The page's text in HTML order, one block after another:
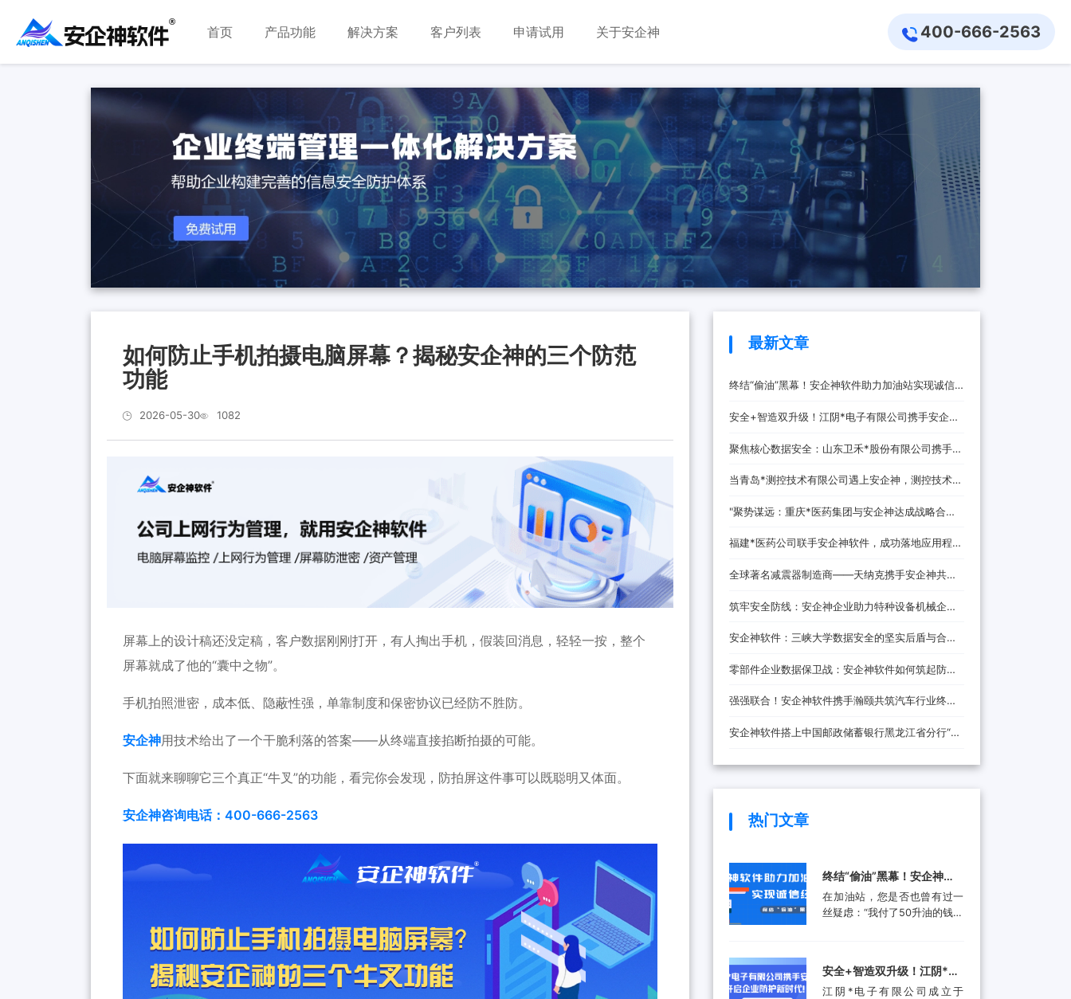
首页 产品功能 解决方案 客户列表 申请试用 关于安企神 400-666-2563
如何防止手机拍摄电脑屏幕？揭秘安企神的三个防范
功能
2026-05-30 1082
屏幕上的设计稿还没定稿，客户数据刚刚打开，有人掏出手机，假装回消息，轻轻一按，整个
屏幕就成了他的“囊中之物”。
手机拍照泄密，成本低、隐蔽性强，单靠制度和保密协议已经防不胜防。
安企神用技术给出了一个干脆利落的答案——从终端直接掐断拍摄的可能。
下面就来聊聊它三个真正“牛叉”的功能，看完你会发现，防拍屏这件事可以既聪明又体面。
安企神咨询电话：400-666-2563
最新文章
终结“偷油”黑幕！安企神软件助力加油站实现诚信
经营，挽回消费者信任
安全+智造双升级！江阴*电子有限公司携手安企神
开启企业防护新时代！
聚焦核心数据安全：山东卫禾*股份有限公司携手安
企神软件构建防泄密屏障！
当青岛*测控技术有限公司遇上安企神，测控技术数
据安全将迎来哪些新变化？
‌"聚势谋远：重庆*医药集团与安企神达成战略合
作，探索医药+科技融合发展新路径！
福建*医药公司联手安企神软件，成功落地应用程
序、网站黑名单设置与USB管控方案！
全球著名减震器制造商——天纳克携手安企神共筑
安全制造新防线
筑牢安全防线：安企神企业助力特种设备机械企业
数据防泄密解决方案
安企神软件：三峡大学数据安全的坚实后盾与合作
伙伴
零部件企业数据保卫战：安企神软件如何筑起防泄
密铜墙铁壁
强强联合！安企神软件携手瀚颐共筑汽车行业终端
安全防线
安企神软件搭上中国邮政储蓄银行黑龙江省分行“快
车”，将带来哪些改变？
热门文章
终结“偷油”黑幕！安企神软
件助力加油站实现诚信经
营，挽回消费者信任
在加油站，您是否也曾有过一
丝疑虑：“我付了50升油的钱，
件等高科技手段偷油偷税的行
为屡被曝光，不仅让消费者蒙
安全+智造双升级！江阴*电
子有限公司携手安企神开启
江阴*电子有限公司成立于